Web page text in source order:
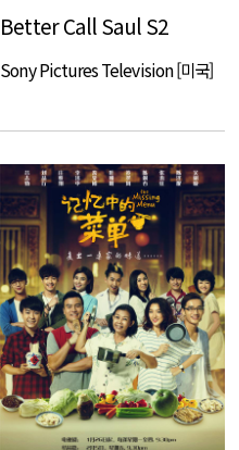
Better Call Saul S2
Sony Pictures Television [미국]